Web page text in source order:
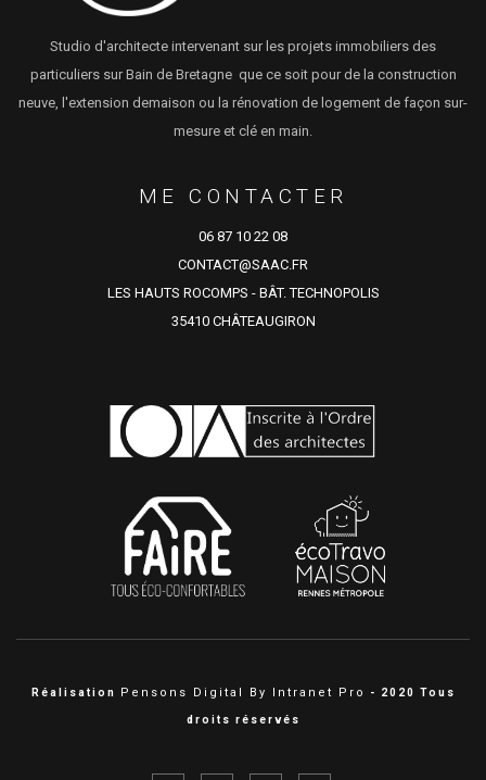
Studio d'architecte intervenant sur les projets immobiliers des
particuliers sur Bain de Bretagne que ce soit pour de la construction
neuve, l'extension demaison ou la rénovation de logement de façon sur-
mesure et clé en main.
ME CONTACTER
06 87 10 22 08
CONTACT@SAAC.FR
LES HAUTS ROCOMPS - BÂT. TECHNOPOLIS
35410 CHÂTEAUGIRON
Réalisation Pensons Digital By Intranet Pro - 2020 Tous
droits réservés